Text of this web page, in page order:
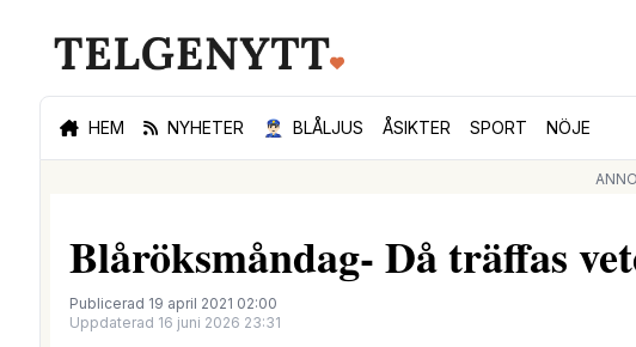
HEM NYHETER 👮🏻‍♂️ BLÅLJUS ÅSIKTER SPORT NÖJE
Blåröksmåndag- Då träffas
Publicerad 19 april 2021 02:00
Uppdaterad 16 juni 2026 23:31